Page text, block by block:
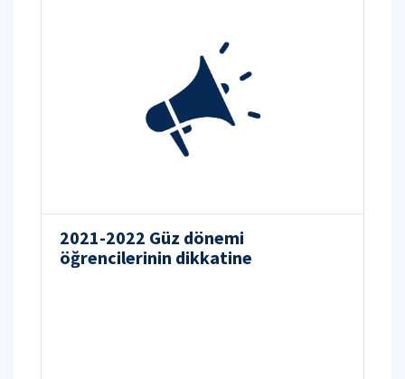
2021-2022 Güz dönemi
öğrencilerinin dikkatine